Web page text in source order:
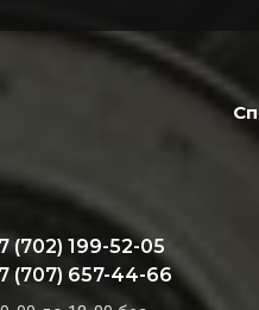
(702) 199-52-05
(707) 657-44-66